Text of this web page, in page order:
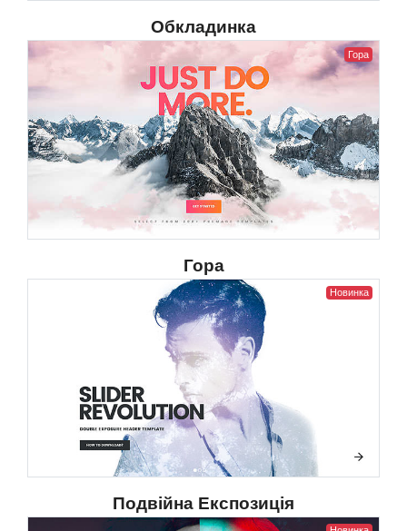
Обкладинка
Гора
Гора
Новинка
Подвійна Експозиція